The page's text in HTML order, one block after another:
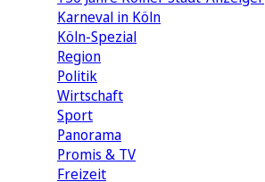
Karneval in Köln
Köln-Spezial
Region
Politik
Wirtschaft
Sport
Panorama
Promis & TV
Freizeit